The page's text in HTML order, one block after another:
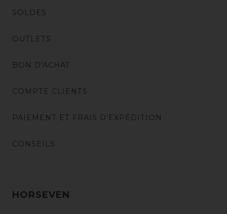
SOLDES
OUTLETS
BON D'ACHAT
COMPTE CLIENTS
PAIEMENT ET FRAIS D'EXPÉDITION
CONSEILS
HORSEVEN